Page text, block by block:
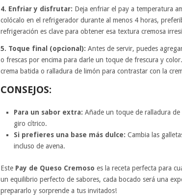
4. Enfriar y disfrutar: Deja enfriar el pay a temperatura
colócalo en el refrigerador durante al menos 4 horas,
refrigeración es clave para obtener esa textura cremosa
5. Toque final (opcional): Antes de servir, puedes
o frescas por encima para darle un toque de frescura y
crema batida o ralladura de limón para contrastar con la
CONSEJOS:
Para un sabor extra: Añade un toque de ralladura
giro cítrico.
Si prefieres una base más dulce: Cambia las
incluso de avena.
Este Pay de Queso Cremoso es la receta perfecta para
un equilibrio perfecto de sabores, cada bocado será una
prepararlo y sorprende a tus invitados!